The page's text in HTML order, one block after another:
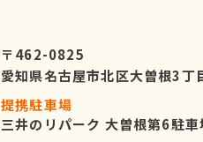
〒462-0825
愛知県名古屋市北区大曽根3
提携駐車場
三井のリパーク 大曽根第6駐車